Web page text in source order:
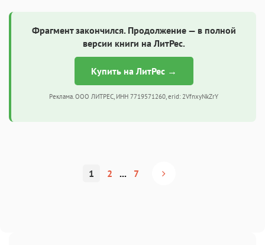
Фрагмент закончился. Продолжение — в полной
версии книги на ЛитРес.
Купить на ЛитРес →
Реклама. ООО ЛИТРЕС, ИНН 7719571260, erid: 2VfnxyNkZrY
1 2 ... 7